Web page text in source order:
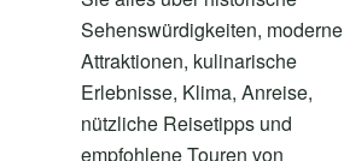
Sehenswürdigkeiten, moderne
Attraktionen, kulinarische
Erlebnisse, Klima, Anreise,
nützliche Reisetipps und
empfohlene Touren von